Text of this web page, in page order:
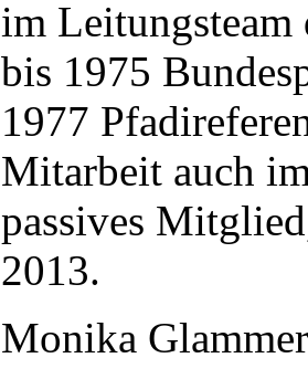
im Leitungsteam
bis 1975
1977
Mitarbeit auch
passives
2013.
Monika